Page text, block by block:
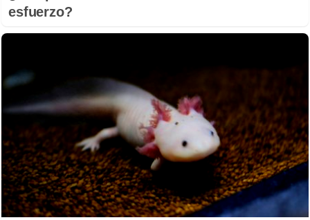
esfuerzo?